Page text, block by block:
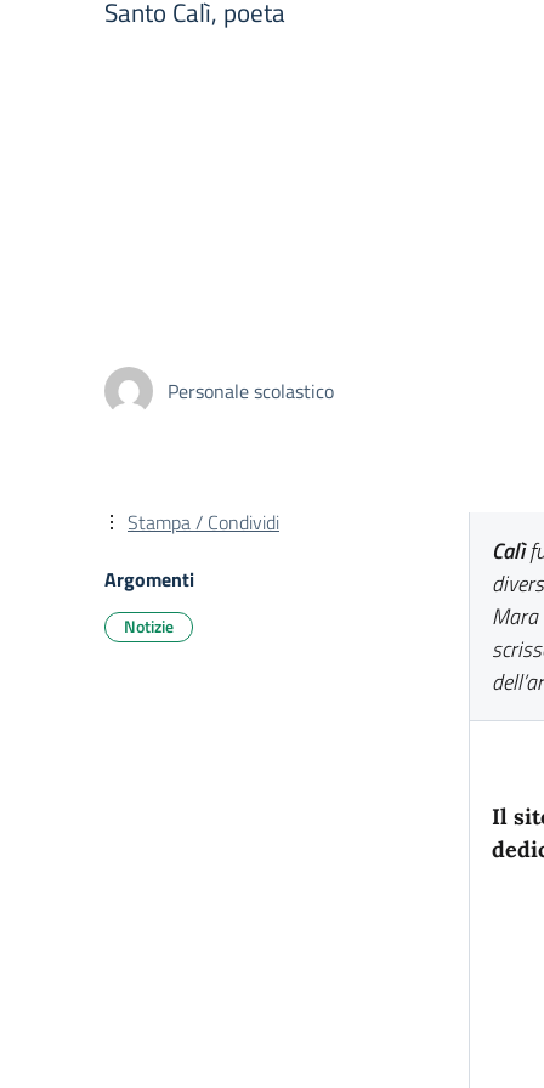
Santo Calì, poeta
Personale scolastico
Calì
Mara
Il
Stampa / Condividi
Argomenti
Notizie